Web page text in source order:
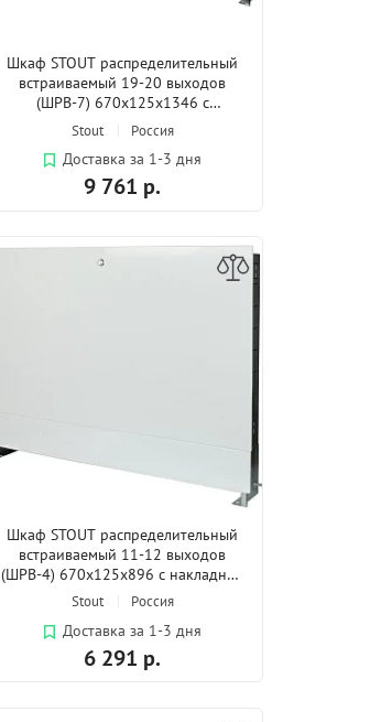
Шкаф STOUT распределительный
встраиваемый 19-20 выходов
(ШРВ-7) 670х125х1346 с
накладной дверцей
Stout Россия
Доставка за 1-3 дня
9 761 р.
Шкаф STOUT распределительный
встраиваемый 11-12 выходов
(ШРВ-4) 670х125х896 с накладной
дверцей
Stout Россия
Доставка за 1-3 дня
6 291 р.